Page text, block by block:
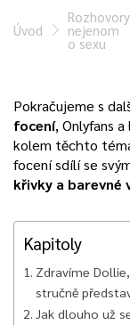
Úvod
Rozhovory
nejenom
o sexu
Pokračujeme s
focení, Onlyfans
kolem těchto
focení sdílí se
křivky a barevné
Kapitoly
Zdravíme
stručně
Jak dlouho už